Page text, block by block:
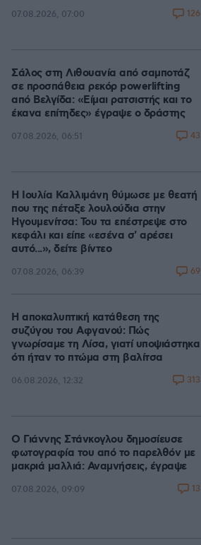
07.08.2026, 07:00 126
Σάλος στη Λιθουανία από σαμποτάζ
σε προσπάθεια ρεκόρ powerlifting
από Βελγίδα: «Είμαι ρατσιστής και το
έκανα επίτηδες» έγραψε ο δράστης
07.08.2026, 06:51 43
Η Ιουλία Καλλιμάνη θύμωσε με θεατή
που της πέταξε λουλούδια στην
Ηγουμενίτσα: Του τα επέστρεψε στο
κεφάλι και είπε «εσένα σ' αρέσει
αυτό...», δείτε βίντεο
07.08.2026, 06:39 69
Η αποκαλυπτική κατάθεση της
συζύγου του Αφγανού: Πώς
γνωρίσαμε τη Λίσα, γιατί υποψιάστηκα
ότι ήταν το πτώμα στη βαλίτσα
06.08.2026, 12:32 313
Ο Γιάννης Στάνκογλου δημοσίευσε
φωτογραφία του από το παρελθόν με
μακριά μαλλιά: Αναμνήσεις, έγραψε
07.08.2026, 09:09 13